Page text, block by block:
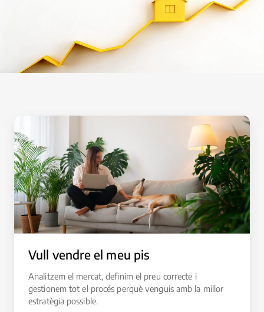
Vull vendre el meu pis
Analitzem el mercat, definim el preu correcte i
gestionem tot el procés perquè venguis amb la millor
estratègia possible.